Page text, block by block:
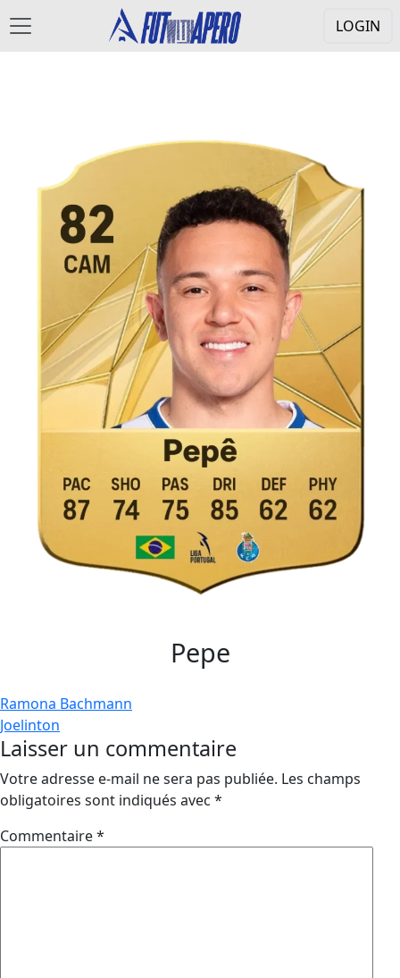
LOGIN
Pepe
Navigation
de
l’article
Ramona Bachmann
Joelinton
Laisser un commentaire
Votre adresse e-mail ne sera pas publiée. Les champs
obligatoires sont indiqués avec *
Commentaire*